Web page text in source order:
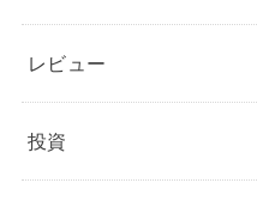
レビュー
投資